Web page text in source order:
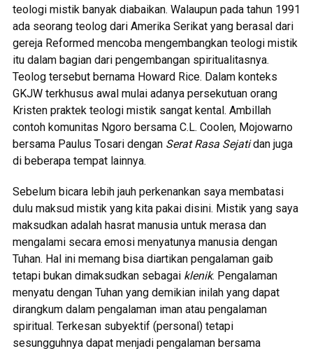
teologi mistik banyak diabaikan. Walaupun pada tahun 1991
ada seorang teolog dari Amerika Serikat yang berasal dari
gereja Reformed mencoba mengembangkan teologi mistik
itu dalam bagian dari pengembangan spiritualitasnya.
Teolog tersebut bernama Howard Rice. Dalam konteks
GKJW terkhusus awal mulai adanya persekutuan orang
Kristen praktek teologi mistik sangat kental. Ambillah
contoh komunitas Ngoro bersama C.L. Coolen, Mojowarno
bersama Paulus Tosari dengan Serat Rasa Sejatidan juga
di beberapa tempat lainnya.
Sebelum bicara lebih jauh perkenankan saya membatasi
dulu maksud mistik yang kita pakai disini. Mistik yang saya
maksudkan adalah hasrat manusia untuk merasa dan
mengalami secara emosi menyatunya manusia dengan
Tuhan. Hal ini memang bisa diartikan pengalaman gaib
tetapi bukan dimaksudkan sebagai klenik. Pengalaman
menyatu dengan Tuhan yang demikian inilah yang dapat
dirangkum dalam pengalaman iman atau pengalaman
spiritual. Terkesan subyektif (personal) tetapi
sesungguhnya dapat menjadi pengalaman bersama